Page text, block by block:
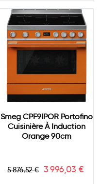
Smeg CPF9IPOR Portofino
Cuisinière À Induction
Orange 90cm
Prix
5 876,52 € Prix
3 996,03 €